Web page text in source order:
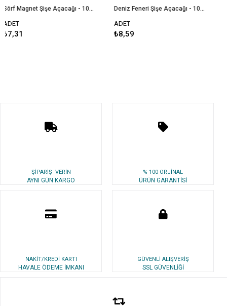
Sörf Magnet Şişe Açacağı - 100 Adet Deniz Feneri Şişe Açacağı - 100 Adet
₺8,59
ŞİPARİŞ VERİN
AYNI GÜN KARGO
% 100 ORJİNAL
ÜRÜN GARANTİSİ
NAKİT/KREDİ KARTI
HAVALE ÖDEME İMKANI
GÜVENLİ ALIŞVERİŞ
SSL GÜVENLİĞİ